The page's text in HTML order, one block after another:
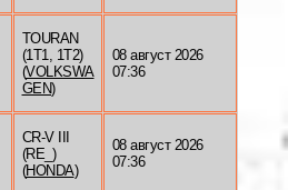
TOURAN
(1T1, 1T2)
(VOLKSWA
GEN)
08 август 2026
07:36
CR-V III
(RE_)
(HONDA)
08 август 2026
07:36